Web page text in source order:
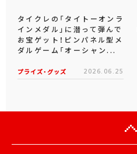
タイクレの「タイトーオンラ
インメダル」に潜って弾んで
お宝ゲット！ピンパネル型メ
ダルゲーム「オーシャン...
プライズ・グッズ 2026.06.25